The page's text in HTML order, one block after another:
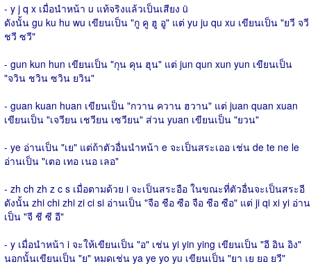
- y j q x เมื่อนำหน้า u แท้จริงแล้วเป็นเสียง ü
ดังนั้น gu ku hu wu เขียนเป็น "กู คู ฮู อู" แต่ yu ju qu xu เขียนเป็น "ยวี จวี
ชวี ซวี"
- gun kun hun เขียนเป็น "กุน คุน ฮุน" แต่ jun qun xun yun เขียนเป็น
"จวิน ชวิน ซวิน ยวิน"
- guan kuan huan เขียนเป็น "กวาน ควาน ฮวาน" แต่ juan quan xuan
เขียนเป็น "เจวียน เชวียน เซวียน" ส่วน yuan เขียนเป็น "ยวน"
- ye อ่านเป็น "เย" แต่ถ้าตัวอื่นนำหน้า e จะเป็นสระเออ เช่น de te ne le
อ่านเป็น "เตอ เทอ เนอ เลอ"
- zh ch zh z c s เมื่อตามด้วย i จะเป็นสระอือ ในขณะที่ตัวอื่นจะเป็นสระอี
ดังนั้น zhi chi zhi zi ci si อ่านเป็น "จือ ชือ ซือ จือ ชือ ซือ" แต่ ji qi xi yi อ่าน
เป็น "จี ชี ซี อี"
- y เมื่อนำหน้า i จะให้เขียนเป็น "อ" เช่น yi yin ying เขียนเป็น "อี อิน อิง"
นอกนั้นเขียนเป็น "ย" หมดเช่น ya ye yo yu เขียนเป็น "ยา เย ยอ ยวี"